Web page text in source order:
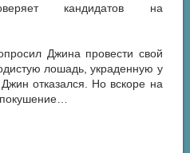
кандидатов на
Джина провести свой
лошадь, украденную у
отказался. Но вскоре на